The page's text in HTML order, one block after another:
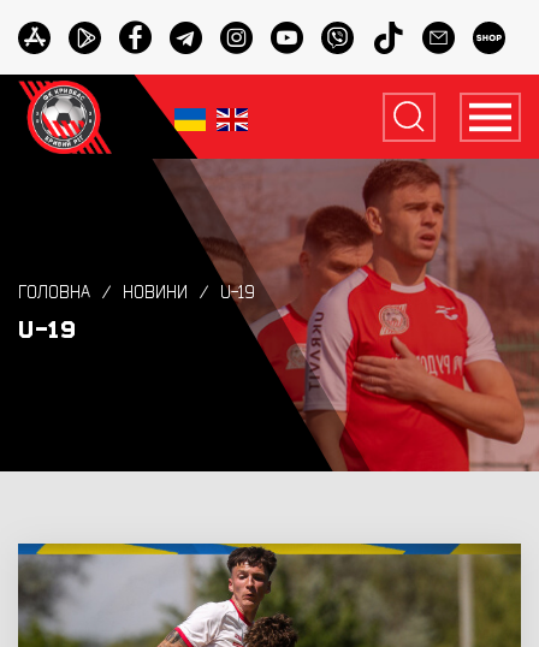
ГОЛОВНА НОВИНИ U-19
U-19